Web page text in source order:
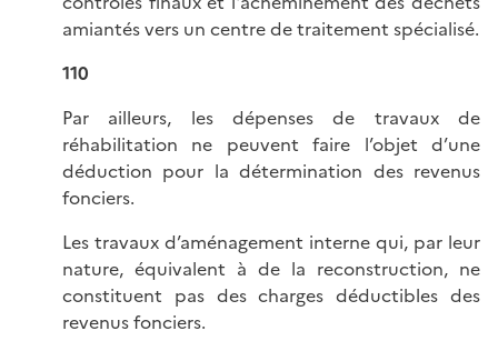
amiantés vers un centre de traitement spécialisé.
110
Par ailleurs, les dépenses de travaux de
réhabilitation ne peuvent faire l’objet d’une
déduction pour la détermination des revenus
fonciers.
Les travaux d’aménagement interne qui, par leur
nature, équivalent à de la reconstruction, ne
constituent pas des charges déductibles des
revenus fonciers.